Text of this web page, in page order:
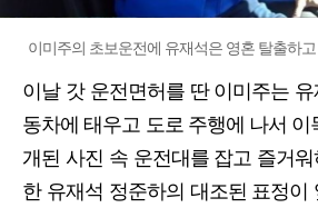
이미주의 초보운전에 유재석은 영혼 탈출하
이날 갓 운전면허를 딴 이미주는
동차에 태우고 도로 주행에 나서
개된 사진 속 운전대를 잡고 즐거
한 유재석 정준하의 대조된 표정이